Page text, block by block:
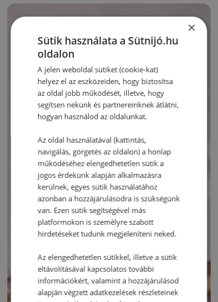
×
Sütik használata a Sütnijó.hu
oldalon
A jelen weboldal sütiket (cookie-kat)
helyez el az eszközeiden, hogy biztosítsa
az oldal jobb működését, illetve, hogy
segítsen nekünk és partnereinknek átlátni,
hogyan használod az oldalunkat.
Az oldal használatával (kattintás,
navigálás, görgetés az oldalon) a honlap
működéséhez elengedhetetlen sütik a
jogos érdekünk alapján alkalmazásra
kerülnek, egyes sütik használatához
azonban a hozzájárulásodra is szükségünk
van. Ezen sütik segítségével más
platformokon is személyre szabott
hirdetéseket tudunk megjeleníteni neked.
Az elengedhetetlen sütikkel, illetve a sütik
eltávolításával kapcsolatos további
információkért, valamint a hozzájárulásod
alapján végzett adatkezelések részleteinek